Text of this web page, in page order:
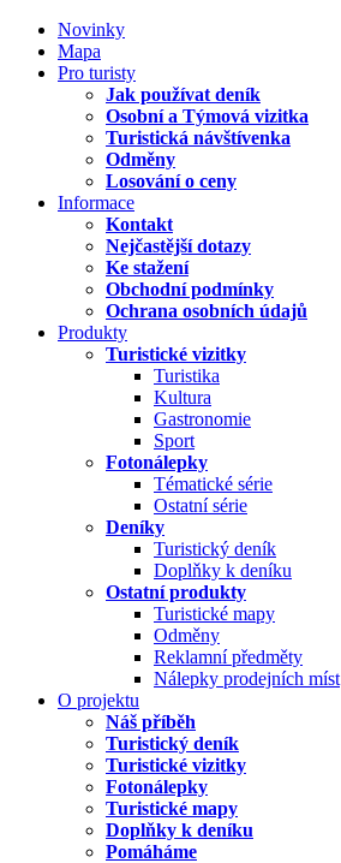
Novinky
Mapa
Pro turisty
Jak používat deník
Osobní a Týmová vizitka
Turistická návštívenka
Odměny
Losování o ceny
Informace
Kontakt
Nejčastější dotazy
Ke stažení
Obchodní podmínky
Ochrana osobních údajů
Produkty
Turistické vizitky
Turistika
Kultura
Gastronomie
Sport
Fotonálepky
Tématické série
Ostatní série
Deníky
Turistický deník
Doplňky k deníku
Ostatní produkty
Turistické mapy
Odměny
Reklamní předměty
Nálepky prodejních míst
O projektu
Náš příběh
Turistický deník
Turistické vizitky
Fotonálepky
Turistické mapy
Doplňky k deníku
Pomáháme